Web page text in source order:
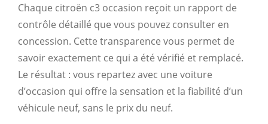
Chaque citroën c3 occasion reçoit un rapport de
contrôle détaillé que vous pouvez consulter en
concession. Cette transparence vous permet de
savoir exactement ce qui a été vérifié et remplacé.
Le résultat : vous repartez avec une voiture
d’occasion qui offre la sensation et la fiabilité d’un
véhicule neuf, sans le prix du neuf.